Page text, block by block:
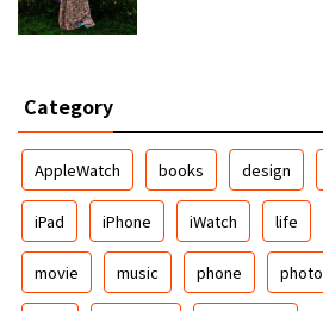
Category
AppleWatch books design
iPad iPhone iWatch life
movie music phone photo